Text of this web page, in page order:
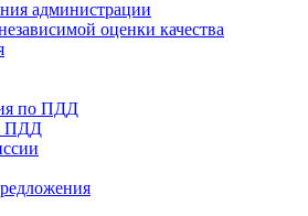
администрации
оценки качества
по ПДД
ПДД